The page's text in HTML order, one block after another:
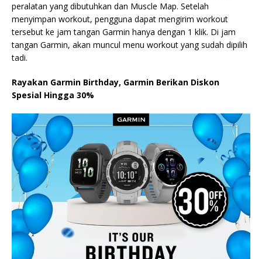
peralatan yang dibutuhkan dan Muscle Map. Setelah
menyimpan workout, pengguna dapat mengirim workout
tersebut ke jam tangan Garmin hanya dengan 1 klik. Di jam
tangan Garmin, akan muncul menu workout yang sudah dipilih
tadi.
Rayakan Garmin Birthday, Garmin Berikan Diskon
Spesial Hingga 30%